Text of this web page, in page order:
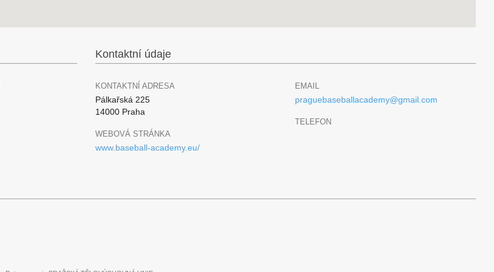
Kontaktní údaje
KONTAKTNÍ ADRESA
Pálkařská 225
14000 Praha
WEBOVÁ STRÁNKA
www.baseball-academy.eu/
EMAIL
praguebaseballacademy@gmail.com
TELEFON